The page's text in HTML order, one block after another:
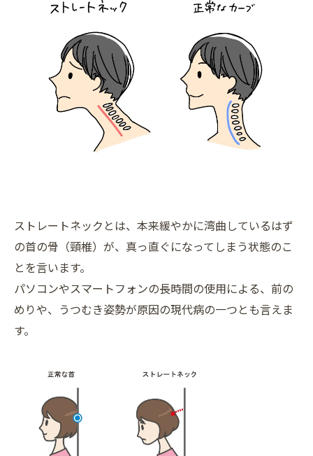
ストレートネックとは、本来緩やかに湾曲しているはず
の首の骨（頸椎）が、真っ直ぐになってしまう状態のこ
とを言います。
パソコンやスマートフォンの長時間の使用による、前の
めりや、うつむき姿勢が原因の現代病の一つとも言えま
す。